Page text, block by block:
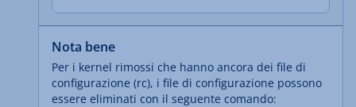
Nota bene
Per i kernel rimossi che hanno ancora dei file di
configurazione (rc), i file di configurazione possono
essere eliminati con il seguente comando: